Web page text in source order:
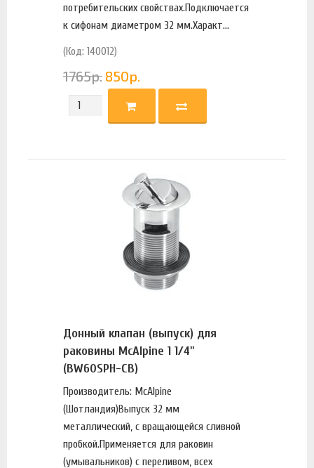
потребительских свойствах.Подключается
к сифонам диаметром 32 мм.Характ...
(Код: 140012)
1765р. 850р.
Донный клапан (выпуск) для
раковины McAlpine 1 1/4"
(BW60SPH-CB)
Производитель: McAlpine
(Шотландия)Выпуск 32 мм
металлический, с вращающейся сливной
пробкой.Применяется для раковин
(умывальников) c переливом, всех